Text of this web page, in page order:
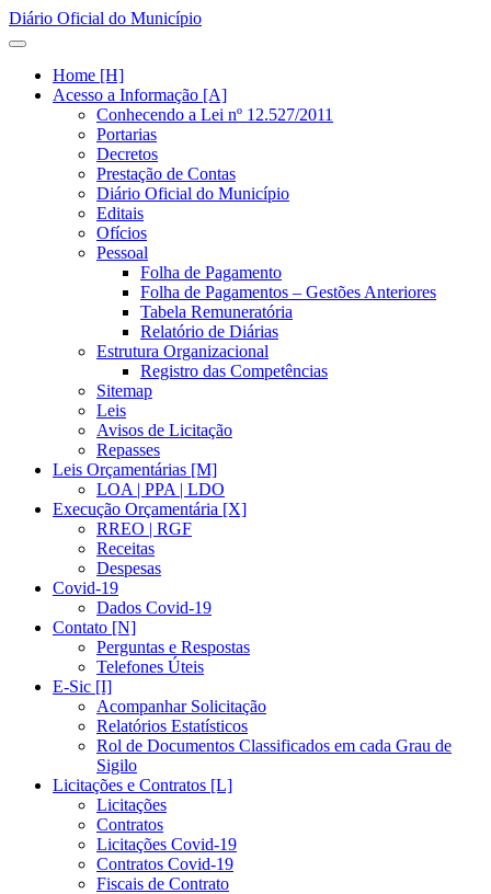
Diário Oficial do Município
Home [H]
Acesso a Informação [A]
Conhecendo a Lei nº 12.527/2011
Portarias
Decretos
Prestação de Contas
Diário Oficial do Município
Editais
Ofícios
Pessoal
Folha de Pagamento
Folha de Pagamentos – Gestões Anteriores
Tabela Remuneratória
Relatório de Diárias
Estrutura Organizacional
Registro das Competências
Sitemap
Leis
Avisos de Licitação
Repasses
Leis Orçamentárias [M]
LOA | PPA | LDO
Execução Orçamentária [X]
RREO | RGF
Receitas
Despesas
Covid-19
Dados Covid-19
Contato [N]
Perguntas e Respostas
Telefones Úteis
E-Sic [I]
Acompanhar Solicitação
Relatórios Estatísticos
Rol de Documentos Classificados em cada Grau de
Sigilo
Licitações e Contratos [L]
Licitações
Contratos
Licitações Covid-19
Contratos Covid-19
Fiscais de Contrato